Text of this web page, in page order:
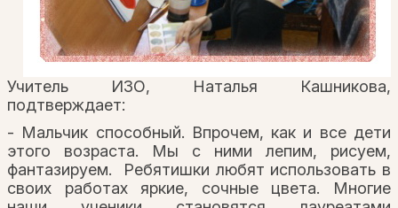
Учитель ИЗО, Наталья Кашникова,
подтверждает:
- Мальчик способный. Впрочем, как и все дети
этого возраста. Мы с ними лепим, рисуем,
фантазируем. Ребятишки любят использовать в
своих работах яркие, сочные цвета. Многие